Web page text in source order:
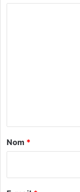
t
é
s
l
a
a
Nom *